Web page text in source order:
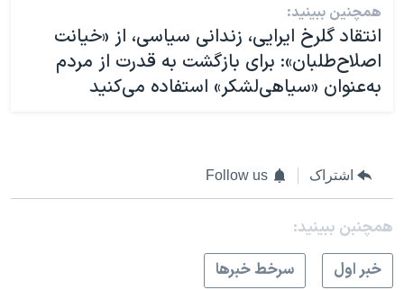
همچنین ببینید:
انتقاد گلرخ ایرایی، زندانی سیاسی، از «خیانت
اصلاح‌طلبان»: برای بازگشت به قدرت از مردم
به‌عنوان «سیاهی‌لشکر» استفاده می‌کنید
اشتراک Follow us
همچنبن ببینید:
خبر اول
سرخط خبرها